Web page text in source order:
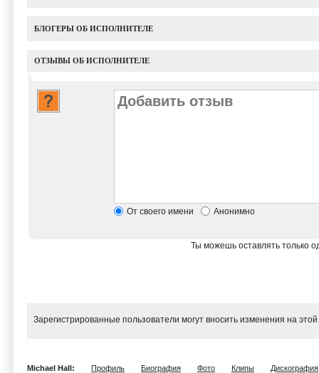
БЛОГЕРЫ ОБ ИСПОЛНИТЕЛЕ
ОТЗЫВЫ ОБ ИСПОЛНИТЕЛЕ
От своего имени Анонимно
Ты можешь оставлять только
Зарегистрированные пользователи могут вносить изменения на
Michael Hall: Профиль Биография Фото Клипы Дискография